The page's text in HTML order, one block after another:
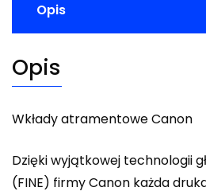
Opis
Opis
Wkłady atramentowe Canon
Dzięki wyjątkowej technologii
(FINE) firmy Canon każda